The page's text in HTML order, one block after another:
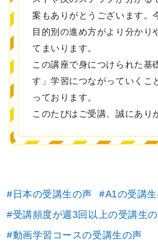
案もありがとうございます。
目的別の進め方がより分かり
てまいります。
この講座で身につけられた基
す」学習につながっていくこ
っております。
このたびはご受講、誠にあり
日本の受講生の声
A1の受講
受講頻度が週3回以上の受講生
動画学習コースの受講生の声